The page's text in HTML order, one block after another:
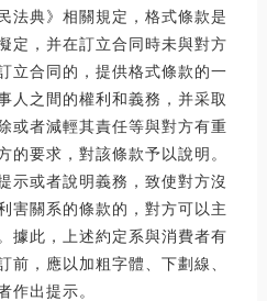
典》相關規定，格式條款是
定，并在訂立合同時未與對方
立合同的，提供格式條款的一
人之間的權利和義務，并采取
或者減輕其責任等與對方有重
的要求，對該條款予以說明。
示或者說明義務，致使對方沒
害關系的條款的，對方可以主
據此，上述約定系與消費者有
前，應以加粗字體、下劃線、
作出提示。